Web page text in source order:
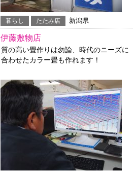
暮らし たたみ店 新潟県
伊藤敷物店
質の高い畳作りは勿論、時代のニーズに
合わせたカラー畳も作れます！